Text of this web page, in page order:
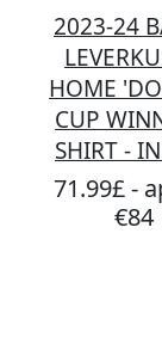
2023-24
HOME
CUP
SHIRT -
71.99£ -
€84